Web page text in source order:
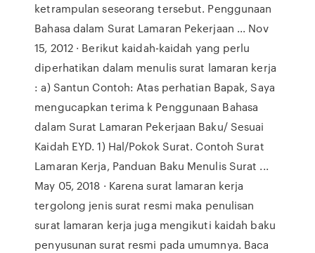
ketrampulan seseorang tersebut. Penggunaan
Bahasa dalam Surat Lamaran Pekerjaan ... Nov
15, 2012 · Berikut kaidah-kaidah yang perlu
diperhatikan dalam menulis surat lamaran kerja
: a) Santun Contoh: Atas perhatian Bapak, Saya
mengucapkan terima k Penggunaan Bahasa
dalam Surat Lamaran Pekerjaan Baku/ Sesuai
Kaidah EYD. 1) Hal/Pokok Surat. Contoh Surat
Lamaran Kerja, Panduan Baku Menulis Surat ...
May 05, 2018 · Karena surat lamaran kerja
tergolong jenis surat resmi maka penulisan
surat lamaran kerja juga mengikuti kaidah baku
penyusunan surat resmi pada umumnya. Baca